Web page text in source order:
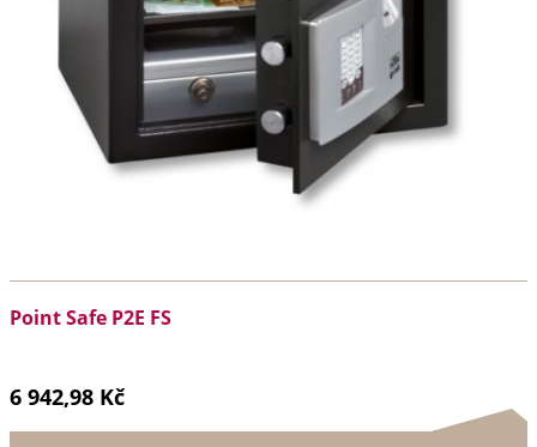
Point Safe P2E FS
6 942,98 Kč